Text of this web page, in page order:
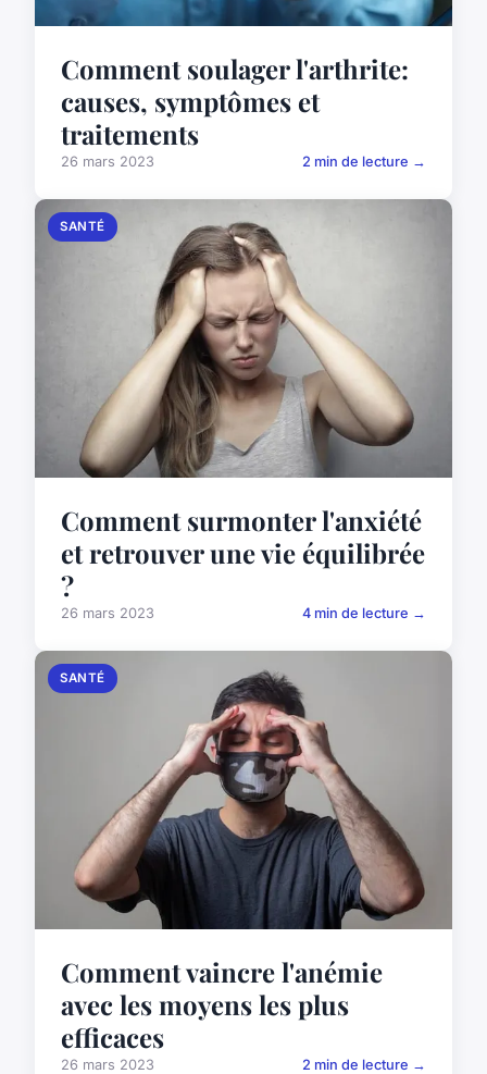
Comment soulager l'arthrite:
causes, symptômes et
traitements
26 mars 2023 2 min de lecture →
SANTÉ
Comment surmonter l'anxiété
et retrouver une vie équilibrée
?
26 mars 2023 4 min de lecture →
SANTÉ
Comment vaincre l'anémie
avec les moyens les plus
efficaces
26 mars 2023 2 min de lecture →